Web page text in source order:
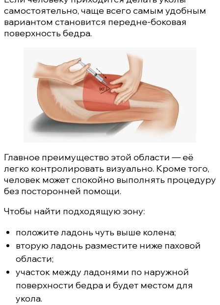
самостоятельно, чаще всего самым удобным
вариантом становится передне-боковая
поверхность бедра.
Главное преимущество этой области — её
легко контролировать визуально. Кроме того,
человек может спокойно выполнять процедуру
без посторонней помощи.
Чтобы найти подходящую зону:
положите ладонь чуть выше колена;
вторую ладонь разместите ниже паховой
области;
участок между ладонями по наружной
поверхности бедра и будет местом для
укола.